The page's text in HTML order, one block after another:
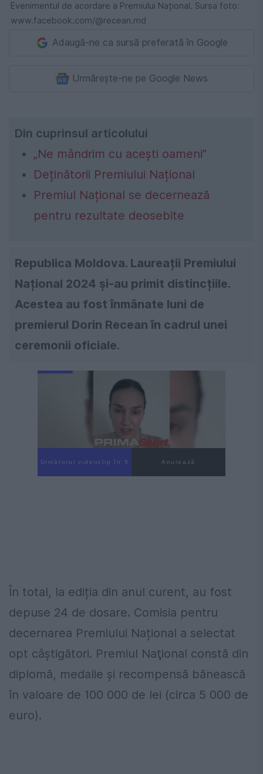
Evenimentul de acordare a Premiului Național. Sursa foto:
www.facebook.com/@recean.md
Adaugă-ne ca sursă preferată în Google
Urmărește-ne pe Google News
Din cuprinsul articolului
„Ne mândrim cu acești oameni”
Deținătorii Premiului Național
Premiul Național se decernează
pentru rezultate deosebite
Republica Moldova. Laureații Premiului
Național 2024 și-au primit distincțiile.
Acestea au fost înmânate luni de
premierul Dorin Recean în cadrul unei
ceremonii oficiale.
Următorul videoclip în 4 Anulează
În total, la ediția din anul curent, au fost
depuse 24 de dosare. Comisia pentru
decernarea Premiului Național a selectat
opt câștigători. Premiul Naţional constă din
diplomă, medalie şi recompensă bănească
în valoare de 100 000 de lei (circa 5 000 de
euro).